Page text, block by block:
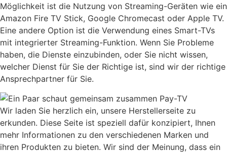
Möglichkeit ist die Nutzung von Streaming-Geräten wie ein
Amazon Fire TV Stick, Google Chromecast oder Apple TV.
Eine andere Option ist die Verwendung eines Smart-TVs
mit integrierter Streaming-Funktion. Wenn Sie Probleme
haben, die Dienste einzubinden, oder Sie nicht wissen,
welcher Dienst für Sie der Richtige ist, sind wir der richtige
Ansprechpartner für Sie.
Wir laden Sie herzlich ein, unsere Herstellerseite zu
erkunden. Diese Seite ist speziell dafür konzipiert, Ihnen
mehr Informationen zu den verschiedenen Marken und
ihren Produkten zu bieten. Wir sind der Meinung, dass ein